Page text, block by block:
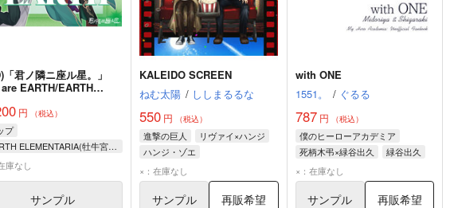
「君ノ隣ニ座ル星。」
EARTH/EARTH
円 （税込）
プ
EARTH ELEMENTARIA(牡牛宮ウヌエラ、乙女宮ヴィルル、山羊宮カプリル(CV:斉藤壮馬、榊原優希、神尾晋一郎))
庫なし
サンプル
KALEIDO SCREEN
ねむ太陽 / ししまるるな
550円 （税込）
進撃の巨人
リヴァイ×ハンジ
ハンジ・ゾエ
リヴァイ・アッカーマン
×：在庫なし
サンプル 再販希望
with ONE
1551。
/ ぐるる
787円 （税込）
僕のヒーローアカデミア
死柄木弔×緑谷出久
緑谷出久
死柄木弔
×：在庫なし
サンプル 再販希望